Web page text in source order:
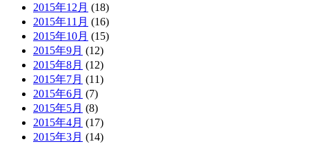
2015年12月 (18)
2015年11月 (16)
2015年10月 (15)
2015年9月 (12)
2015年8月 (12)
2015年7月 (11)
2015年6月 (7)
2015年5月 (8)
2015年4月 (17)
2015年3月 (14)